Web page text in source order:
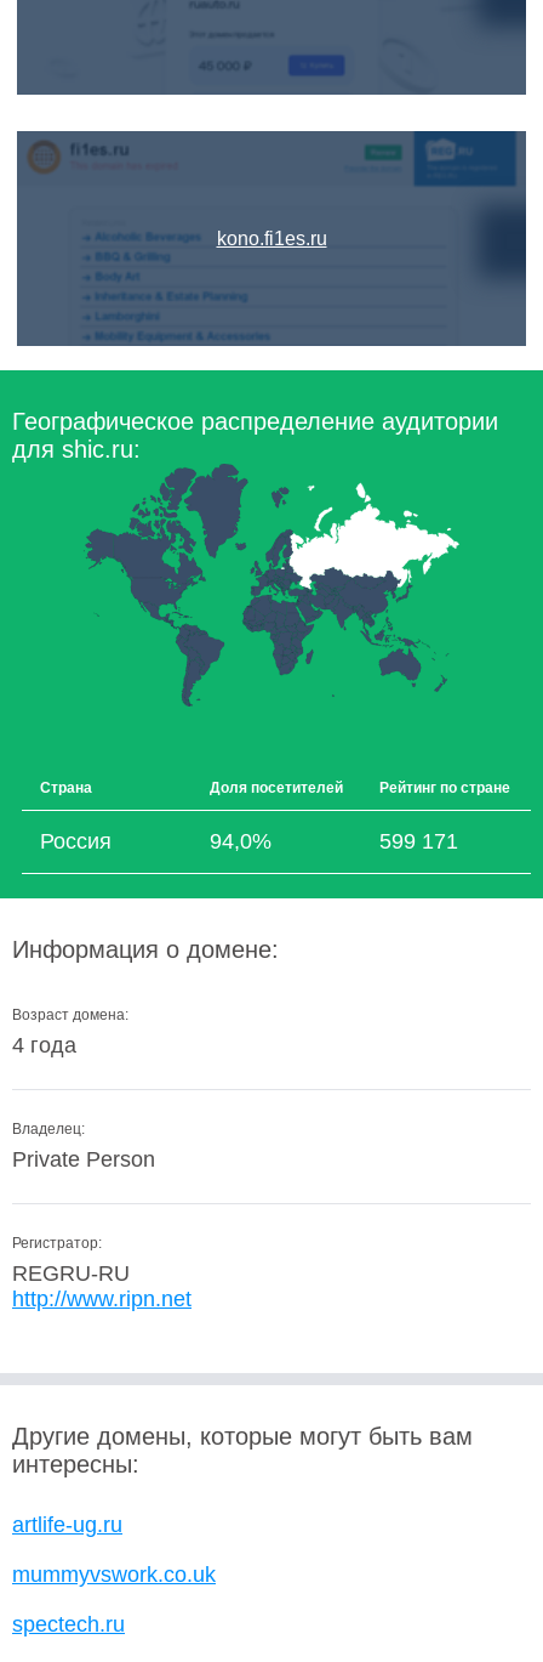
kono.fi1es.ru
Географическое распределение аудитории
для shic.ru:
Страна Доля посетителей Рейтинг по стране
Россия 94,0% 599 171
Информация о домене:
Возраст домена:
4 года
Владелец:
Private Person
Регистратор:
REGRU-RU
http://www.ripn.net
Другие домены, которые могут быть вам
интересны:
artlife-ug.ru
mummyvswork.co.uk
spectech.ru